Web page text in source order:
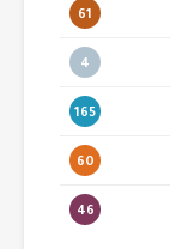
61
4
165
60
46